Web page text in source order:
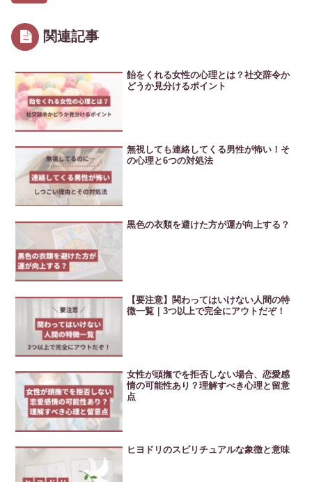
関連記事
飴をくれる女性の心理とは？社交辞令か
どうか見分けるポイント
無視しても連絡してくる男性が怖い！そ
の心理と6つの対処法
黒色の衣類を避けた方が運が向上する？
【要注意】関わってはいけない人間の特
徴一覧｜3つ以上で完全にアウトだぞ！
女性が頭撫でを拒否しない場合、恋愛感
情の可能性あり？理解すべき心理と留意
点
ヒヨドリのスピリチュアルな象徴と意味